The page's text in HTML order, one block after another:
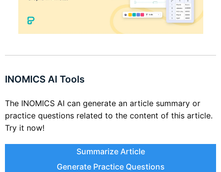
INOMICS AI Tools
The INOMICS AI can generate an article summary or
practice questions related to the content of this article.
Try it now!
Summarize Article
Generate Practice Questions